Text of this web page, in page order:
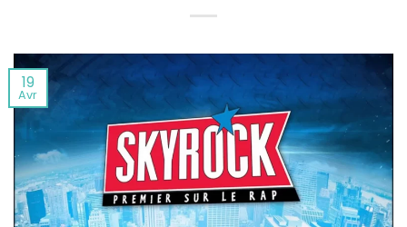
19
Avr